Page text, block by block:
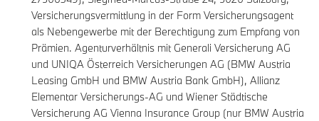
Versicherungsvermittlung in der Form Versicherungsagent
als Nebengewerbe mit der Berechtigung zum Empfang von
Prämien. Agenturverhältnis mit Generali Versicherung AG
und UNIQA Österreich Versicherungen AG (BMW Austria
Leasing GmbH und BMW Austria Bank GmbH), Allianz
Elementar Versicherungs-AG und Wiener Städtische
Versicherung AG Vienna Insurance Group (nur BMW Austria